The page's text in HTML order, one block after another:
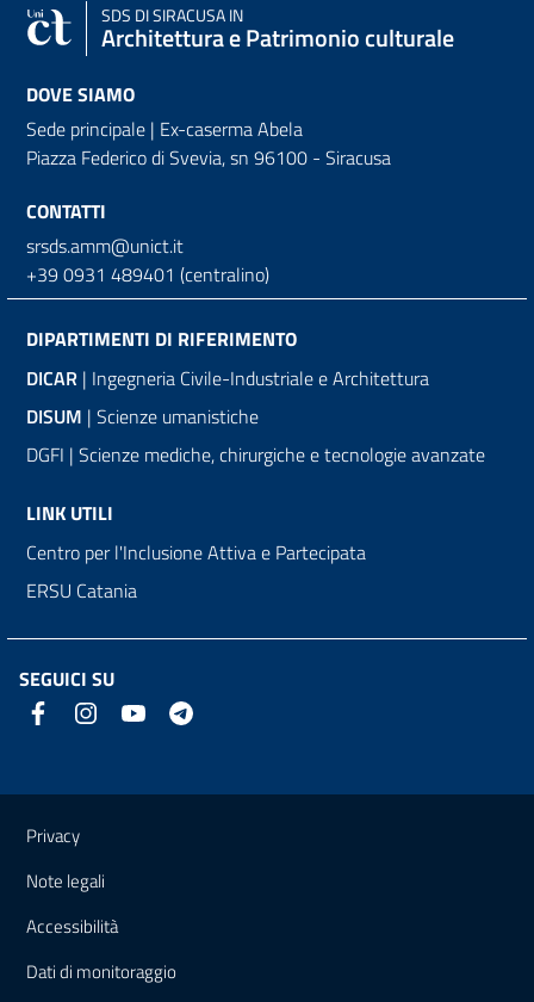
SDS DI SIRACUSA IN
Architettura e Patrimonio culturale
DOVE SIAMO
Sede principale | Ex-caserma Abela
Piazza Federico di Svevia, sn 96100 - Siracusa
CONTATTI
srsds.amm@unict.it
+39 0931 489401 (centralino)
DIPARTIMENTI DI RIFERIMENTO
DICAR | Ingegneria Civile-Industriale e Architettura
DISUM | Scienze umanistiche
DGFI | Scienze mediche, chirurgiche e tecnologie avanzate
LINK UTILI
Centro per l'Inclusione Attiva e Partecipata
ERSU Catania
SEGUICI SU
Link e informazioni utili
Privacy
Note legali
Accessibilità
Dati di monitoraggio